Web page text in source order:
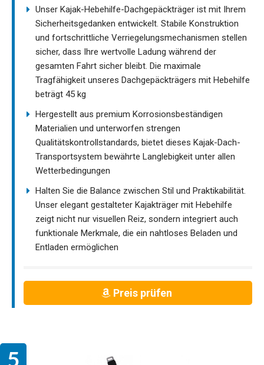
Unser Kajak-Hebehilfe-Dachgepäckträger ist mit Ihrem
Sicherheitsgedanken entwickelt. Stabile Konstruktion
und fortschrittliche Verriegelungsmechanismen stellen
sicher, dass Ihre wertvolle Ladung während der
gesamten Fahrt sicher bleibt. Die maximale
Tragfähigkeit unseres Dachgepäckträgers mit Hebehilfe
beträgt 45 kg
Hergestellt aus premium Korrosionsbeständigen
Materialien und unterworfen strengen
Qualitätskontrollstandards, bietet dieses Kajak-Dach-
Transportsystem bewährte Langlebigkeit unter allen
Wetterbedingungen
Halten Sie die Balance zwischen Stil und Praktikabilität.
Unser elegant gestalteter Kajakträger mit Hebehilfe
zeigt nicht nur visuellen Reiz, sondern integriert auch
funktionale Merkmale, die ein nahtloses Beladen und
Entladen ermöglichen
Preis prüfen